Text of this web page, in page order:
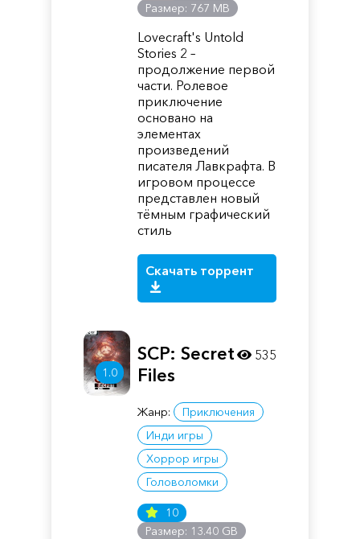
Размер: 767 MB
Lovecraft's Untold
Stories 2 –
продолжение первой
части. Ролевое
приключение
основано на
элементах
произведений
писателя Лавкрафта. В
игровом процессе
представлен новый
тёмным графический
стиль
Скачать торрент
1.0
SCP: Secret
Files
Жанр:
Приключения
Инди игры
Хоррор игры
Головоломки
10
Размер: 13.40 GB
535